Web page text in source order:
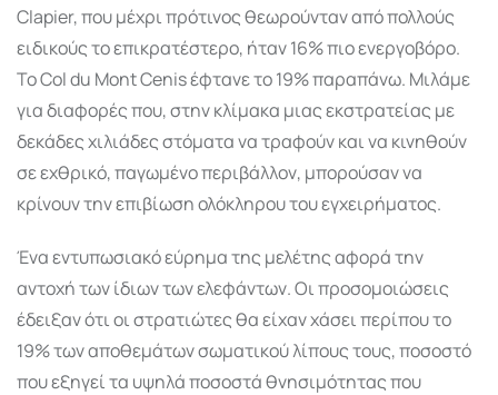
Clapier, που μέχρι πρότινος θεωρούνταν από πολλούς
ειδικούς το επικρατέστερο, ήταν 16% πιο ενεργοβόρο.
Το Col du Mont Cenis έφτανε το 19% παραπάνω. Μιλάμε
για διαφορές που, στην κλίμακα μιας εκστρατείας με
δεκάδες χιλιάδες στόματα να τραφούν και να κινηθούν
σε εχθρικό, παγωμένο περιβάλλον, μπορούσαν να
κρίνουν την επιβίωση ολόκληρου του εγχειρήματος.
Ένα εντυπωσιακό εύρημα της μελέτης αφορά την
αντοχή των ίδιων των ελεφάντων. Οι προσομοιώσεις
έδειξαν ότι οι στρατιώτες θα είχαν χάσει περίπου το
19% των αποθεμάτων σωματικού λίπους τους, ποσοστό
που εξηγεί τα υψηλά ποσοστά θνησιμότητας που